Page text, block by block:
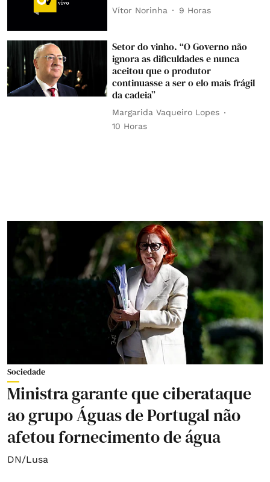
Vítor Norinha 9 Horas
Setor do vinho. “O Governo não
ignora as dificuldades e nunca
aceitou que o produtor
continuasse a ser o elo mais frágil
da cadeia”
Margarida Vaqueiro Lopes
10 Horas
Sociedade
Ministra garante que ciberataque
ao grupo Águas de Portugal não
afetou fornecimento de água
DN/Lusa